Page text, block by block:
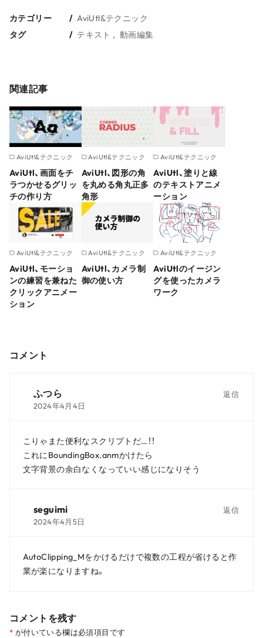
カテゴリー
AviUtl&テクニック
タグ
テキスト 動画編集
関連記事
AviUtl&テクニック
AviUtl、画面をチ
ラつかせるグリッ
チの作り方
AviUtl&テクニック
AviUtl、図形の角
を丸める角丸正多
角形
AviUtl&テクニック
AviUtl、塗りと線
のテキストアニメ
ーション
AviUtl&テクニック
AviUtl、モーショ
ンの練習を兼ねた
クリックアニメー
ション
AviUtl&テクニック
AviUtl、カメラ制
御の使い方
AviUtl&テクニック
AviUtlのイージン
グを使ったカメラ
ワーク
コメント
ふつら
2024年4月4日
返信
こりゃまた便利なスクリプトだ…！！
これにBoundingBox.anmかけたら
文字背景の余白なくなっていい感じになりそう
seguimi
2024年4月5日
返信
AutoClipping_Mをかけるだけで複数の工程が省けると作
業が楽になりますね。
コメントを残す
* が付いている欄は必須項目です